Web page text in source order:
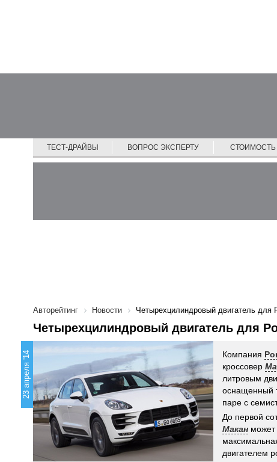
ТЕСТ-ДРАЙВЫ ВОПРОС ЭКСПЕРТУ СТОИМОСТЬ
Авторейтинг Новости Четырехцилиндровый двигатель для
Четырехцилиндровый двигатель для
23 апреля '14 Компания
кроссовер
литровым
оснащенный
паре с
До первой
Макан может
двигателем